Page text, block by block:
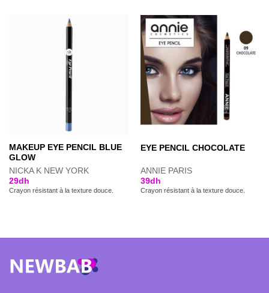
MAKEUP EYE PENCIL BLUE
GLOW
NICKA K NEW YORK
29dh
Crayon résistant à la texture douce.
EYE PENCIL CHOCOLATE
ANNIE PARIS
39dh
Crayon résistant à la texture douce.